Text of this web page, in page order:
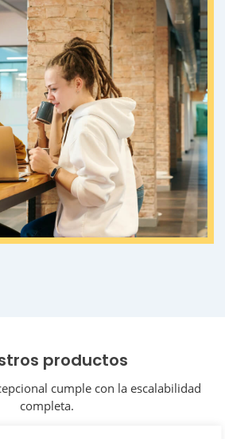
productos
cumple con la escalabilidad
completa.